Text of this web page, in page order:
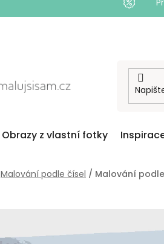
Obrazy z vlastní fotky
Malování podle čísel / Malování